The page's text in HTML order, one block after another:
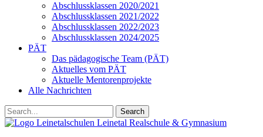
Abschlussklassen 2020/2021
Abschlussklassen 2021/2022
Abschlussklassen 2022/2023
Abschlussklassen 2024/2025
PÄT
Das pädagogische Team (PÄT)
Aktuelles vom PÄT
Aktuelle Mentorenprojekte
Alle Nachrichten
Search
Leinetalschulen Leinetal Realschule & Gymnasium